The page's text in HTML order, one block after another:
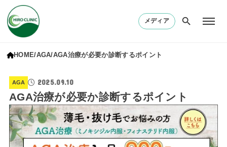
メディア
HOME AGA AGA治療が必要か診断するポイント
AGA 2025.09.10
AGA治療が必要か診断するポイント